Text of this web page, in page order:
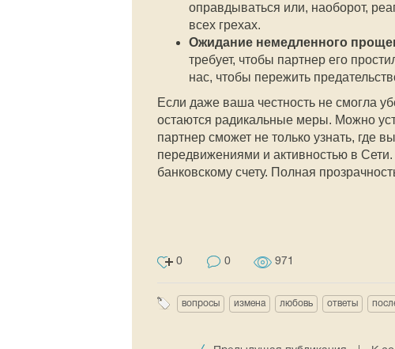
оправдываться или, наоборот,
всех грехах.
Ожидание немедленного
требует, чтобы партнер его
нас, чтобы пережить
Если даже ваша честность не смогла
остаются радикальные меры. Можно
партнер сможет не только узнать, где
передвижениями и активностью в
банковскому счету. Полная
0 0 971
вопросы измена любовь ответы